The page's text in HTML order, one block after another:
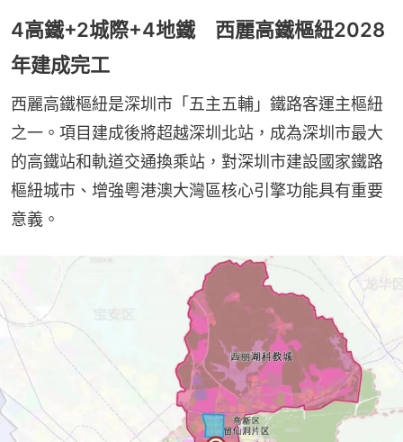
4高鐵+2城際+4地鐵 西麗高鐵樞紐2028
年建成完工
西麗高鐵樞紐是深圳市「五主五輔」鐵路客運主樞紐
之一。項目建成後將超越深圳北站，成為深圳市最大
的高鐵站和軌道交通換乘站，對深圳市建設國家鐵路
樞紐城市、增強粵港澳大灣區核心引擎功能具有重要
意義。